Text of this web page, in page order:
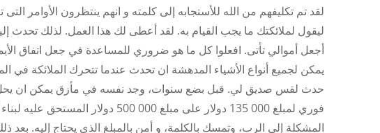
لقد تم تكليفهم من الله للأستجابه إلى كلمته و انهم ينتظرون الأوامر
ليقول لملائكتك ما يجب القيام به. لقد أعطى لك هذا العمل. لذلك تحدث
أجعل أموالي تأتى. افعلوا كل ما هو ضروري للمساعدة في جعل اتفاق
يمكن لجميع أنواع الأشياء المدهشة ان تحدث عندما تتحرك الملائكة في
حدث لقس صديق لي. قبل بضع سنوات، وجد نفسه في مأزق يمكن ان
فوري لمبلغ 000 135 دولار على مبلغ
المشكلة إلى الرب، وتمسك بالكلمة، و أمن بالمبلغ الذي يحتاج إليه.